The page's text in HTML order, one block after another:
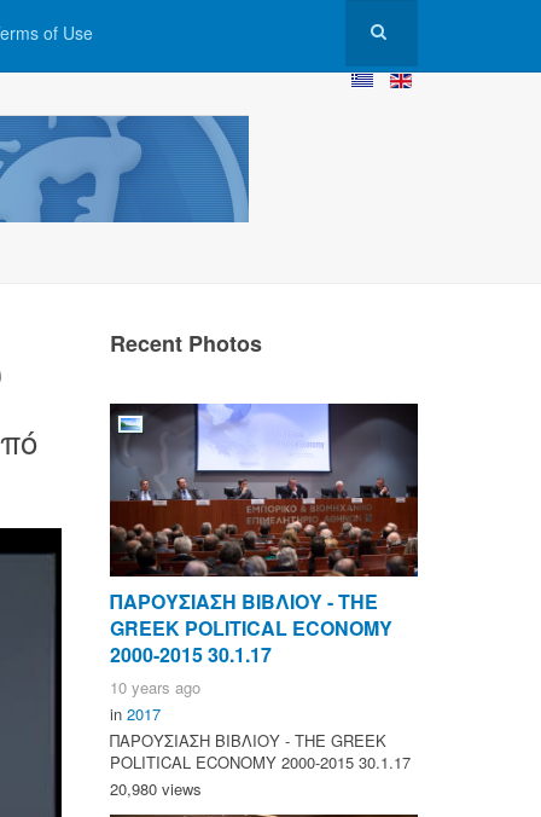
of Use
Recent Photos
ΠΑΡΟΥΣΙΑΣΗ ΒΙΒΛΙΟΥ - ΤΗΕ
GREEK POLITICAL ECONOMY
2000-2015 30.1.17
10 years ago
in 2017
ΠΑΡΟΥΣΙΑΣΗ ΒΙΒΛΙΟΥ - ΤΗΕ GREEK
POLITICAL ECONOMY 2000-2015 30.1.17
20,980 views